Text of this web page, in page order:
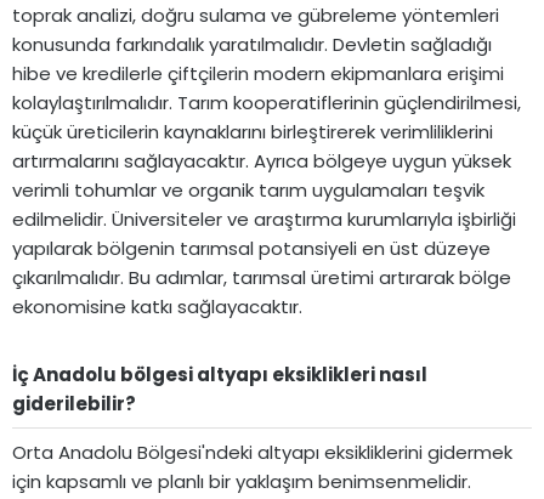
toprak analizi, doğru sulama ve gübreleme yöntemleri
konusunda farkındalık yaratılmalıdır. Devletin sağladığı
hibe ve kredilerle çiftçilerin modern ekipmanlara erişimi
kolaylaştırılmalıdır. Tarım kooperatiflerinin güçlendirilmesi,
küçük üreticilerin kaynaklarını birleştirerek verimliliklerini
artırmalarını sağlayacaktır. Ayrıca bölgeye uygun yüksek
verimli tohumlar ve organik tarım uygulamaları teşvik
edilmelidir. Üniversiteler ve araştırma kurumlarıyla işbirliği
yapılarak bölgenin tarımsal potansiyeli en üst düzeye
çıkarılmalıdır. Bu adımlar, tarımsal üretimi artırarak bölge
ekonomisine katkı sağlayacaktır.
İç Anadolu bölgesi altyapı eksiklikleri nasıl
giderilebilir?​
Orta Anadolu Bölgesi'ndeki altyapı eksikliklerini gidermek
için kapsamlı ve planlı bir yaklaşım benimsenmelidir.